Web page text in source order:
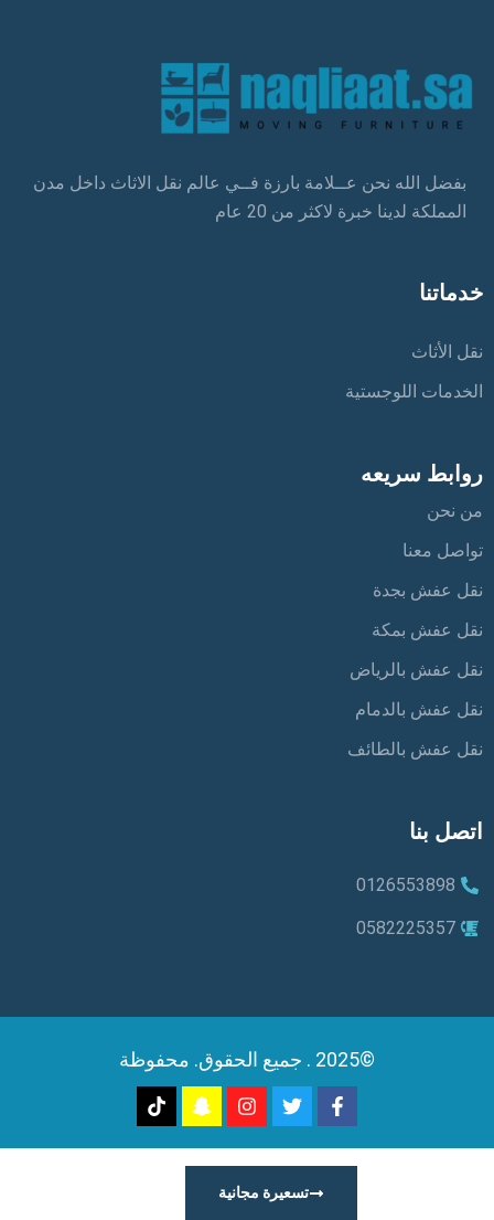
بفضل الله نحن عــلامة بارزة فــي عالم نقل الاثاث داخل مدن
المملكة لدينا خبرة لاكثر من 20 عام
خدماتنا
نقل الأثاث
الخدمات اللوجستية
روابط سريعه
من نحن
تواصل معنا
نقل عفش بجدة
نقل عفش بمكة
نقل عفش بالرياض
نقل عفش بالدمام
نقل عفش بالطائف
اتصل بنا
0126553898
0582225357
تسعيرة مجانية
©2025 . جميع الحقوق. محفوظة